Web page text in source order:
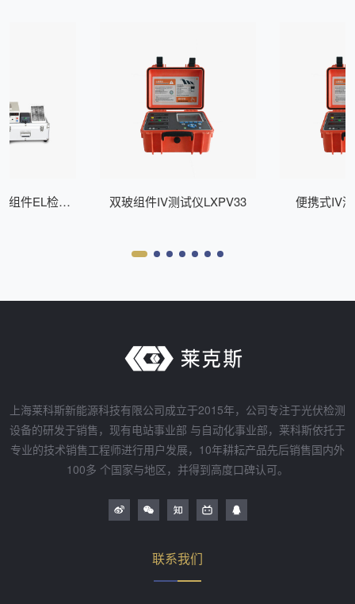
组件EL检测
双玻组件IV测试仪LXPV33 便携式IV
上海莱科斯新能源科技有限公司成立于2015年，公司专注于光伏检测
设备的研发于销售，现有电站事业部 与自动化事业部，莱科斯依托于
专业的技术销售工程师进行用户发展，10年耕耘产品先后销售国内外
100多 个国家与地区，并得到高度口碑认可。
联系我们